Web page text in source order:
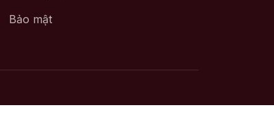
Bảo mật